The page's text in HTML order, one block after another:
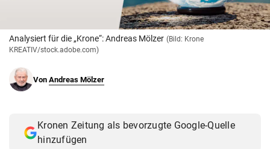
© Krone Multimedia GmbH & Co KG 2026
Analysiert für die „Krone“: Andreas Mölzer (Bild: Krone
KREATIV/stock.adobe.com)
Von Andreas Mölzer
Kronen Zeitung als bevorzugte Google-Quelle
hinzufügen